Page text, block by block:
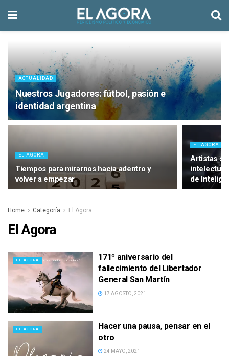
ACTUALIDAD
Nuestros Jugadores: fútbol, pasión e
identidad argentina
EL AGORA
Tiempos para mirarnos hacia adentro y
volver a empezar
EL AGORA
Artistas
intelectual
de
Home Categoría El Agora
El Agora
EL AGORA
171º aniversario del
fallecimiento del Libertador
General San Martín
17 AGOSTO, 2021
EL AGORA
Hacer una pausa, pensar en el
otro
24 MAYO, 2021